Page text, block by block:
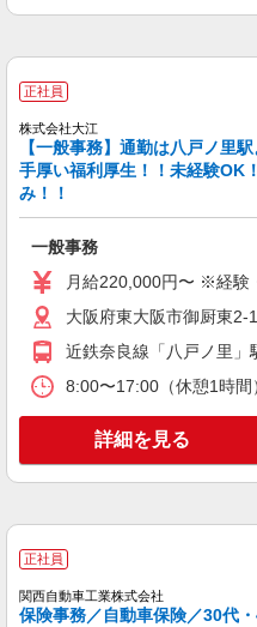
正社員
株式会社大江
【一般事務】通勤は八戸ノ里
手厚い福利厚生！！未経験OK
み！！
一般事務
月給220,000円〜 ※経験
大阪府東大阪市御厨東2-
近鉄奈良線「八戸ノ里
8:00〜17:00（休憩1時
詳細を見る
正社員
関西自動車工業株式会社
保険事務／自動車保険／30代